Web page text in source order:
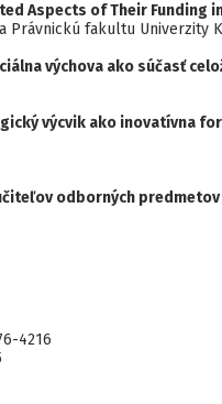
Aspects of Their Funding
Právnickú fakultu Univerzity
výchova ako súčasť
výcvik ako inovatívna
odborných
4216